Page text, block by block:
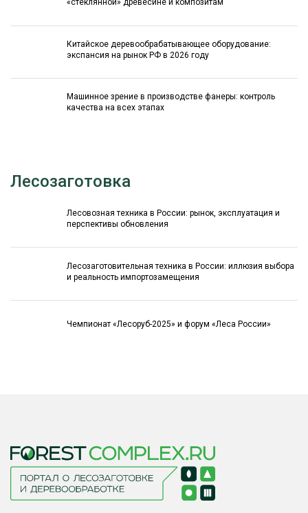
«стеклянной» древесине и композитам
Китайское деревообрабатывающее оборудование:
экспансия на рынок РФ в 2026 году
Машинное зрение в производстве фанеры: контроль
качества на всех этапах
Лесозаготовка
Лесовозная техника в России: рынок, эксплуатация и
перспективы обновления
Лесозаготовительная техника в России: иллюзия выбора
и реальность импортозамещения
Чемпионат «Лесоруб-2025» и форум «Леса России»